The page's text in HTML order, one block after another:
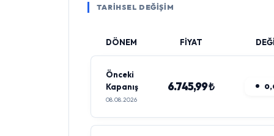
TARİHSEL DEĞİŞİM
DÖNEM FİYAT
Önceki
Kapanış
08.08.2026
6.745,99 ₺